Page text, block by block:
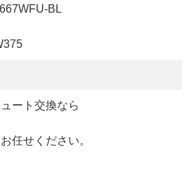
BL
ート交換なら
任せください。